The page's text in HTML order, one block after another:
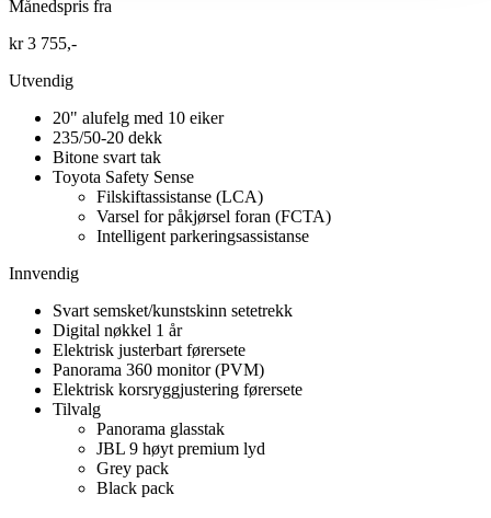
Månedspris fra
kr 3 755,-
Utvendig
20" alufelg med 10 eiker
235/50-20 dekk
Bitone svart tak
Toyota Safety Sense
Filskiftassistanse (LCA)
Varsel for påkjørsel foran (FCTA)
Intelligent parkeringsassistanse
Innvendig
Svart semsket/kunstskinn setetrekk
Digital nøkkel 1 år
Elektrisk justerbart førersete
Panorama 360 monitor (PVM)
Elektrisk korsryggjustering førersete
Tilvalg
Panorama glasstak
JBL 9 høyt premium lyd
Grey pack
Black pack